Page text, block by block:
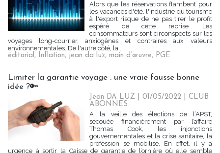
Alors que les réservations flambent pour
les vacances d'été, l'industrie du tourisme
à l'export risque de ne pas tirer le profit
espéré de cette reprise. Les
consommateurs sont circonspects sur les
voyages long-courrier, anxiogènes et contraires aux valeurs
environnementales. De l'autre côté, la...
éditorial, Inflation, jean da luz, main d’œuvre, PGE
Limiter la garantie voyage : une vraie fausse bonne
idée ?🔑
Jean DA LUZ | 01/05/2022 |CLUB
ABONNES
A la veille des élections de l’APST,
secouée financièrement par l’affaire
Thomas Cook, les injonctions
gouvernementales et la crise sanitaire, la
profession se mobilise. En effet, il y a
urgence à sortir la Caisse de garantie de l’ornière où elle semble